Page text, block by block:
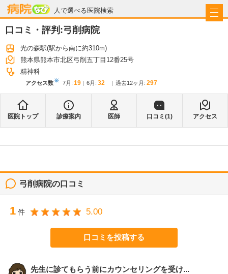
人で選べる医院検索
病院なび
口コミ・評判:弓削病院
光の森駅(駅から南に約310m)
熊本県熊本市北区弓削五丁目12番25号
精神科
アクセス数※ 7月 : 19 6月 : 32 過去12ヶ月: 297
医院トップ 診療案内 医師 口コミ(1) アクセス
弓削病院の口コミ
1 件 5.00
口コミを投稿する
先生に診てもらう前にカウンセリングを受け...